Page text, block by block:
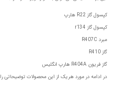
کپسول گاز R22 هارپ
کپسول گاز r134
مبرد R407C
گاز R410
گاز فریون R404A هارپ انگلیس
در ادامه در مورد هریک از این محصولات توضیحاتی